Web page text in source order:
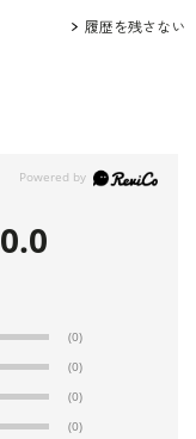
履歴を残さない
0.0
(0)
(0)
(0)
(0)